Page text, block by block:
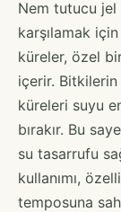
Nem tutucu jel
karşılamak
küreler, özel
içerir.
küreleri suyu
bırakır. Bu
su tasarrufu
kullanımı,
temposuna